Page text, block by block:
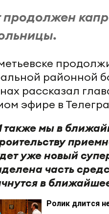
продолжен
районной
рассказал
эфире в
также мы в
уже новый
часть
в
Ролик длится